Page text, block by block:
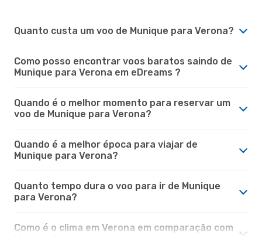
Quanto custa um voo de Munique para Verona?
Como posso encontrar voos baratos saindo de
Munique para Verona em eDreams ?
Quando é o melhor momento para reservar um
voo de Munique para Verona?
Quando é a melhor época para viajar de
Munique para Verona?
Quanto tempo dura o voo para ir de Munique
para Verona?
Como é o clima em Verona em comparação com